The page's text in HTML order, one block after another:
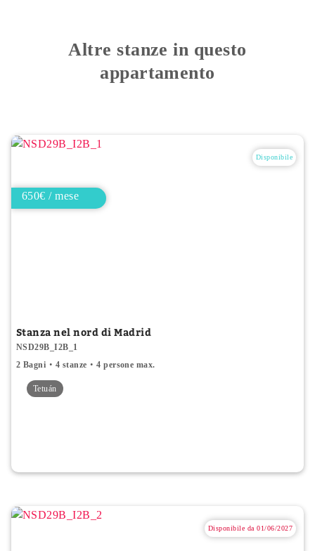
Altre stanze in questo
appartamento
Disponibile
650€ / mese
Stanza nel nord di Madrid
NSD29B_I2B_1
2 Bagni
4 stanze 4 persone max.
Tetuán
Disponibile da 01/06/2027